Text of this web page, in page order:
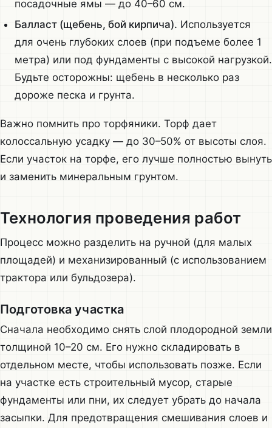
посадочные ямы — до 40–60 см.
Балласт (щебень, бой кирпича). Используется
для очень глубоких слоев (при подъеме более 1
метра) или под фундаменты с высокой нагрузкой.
Будьте осторожны: щебень в несколько раз
дороже песка и грунта.
Важно помнить про торфяники. Торф дает
колоссальную усадку — до 30–50% от высоты слоя.
Если участок на торфе, его лучше полностью вынуть
и заменить минеральным грунтом.
Технология проведения работ
Процесс можно разделить на ручной (для малых
площадей) и механизированный (с использованием
трактора или бульдозера).
Подготовка участка
Сначала необходимо снять слой плодородной земли
толщиной 10–20 см. Его нужно складировать в
отдельном месте, чтобы использовать позже. Если
на участке есть строительный мусор, старые
фундаменты или пни, их следует убрать до начала
засыпки. Для предотвращения смешивания слоев и